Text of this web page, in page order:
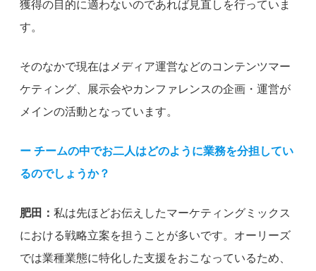
獲得の目的に適わないのであれば見直しを行っていま
す。
そのなかで現在はメディア運営などのコンテンツマー
ケティング、展示会やカンファレンスの企画・運営が
メインの活動となっています。
ー チームの中でお二人はどのように業務を分担してい
るのでしょうか？
肥田： 私は先ほどお伝えしたマーケティングミックス
における戦略立案を担うことが多いです。オーリーズ
では業種業態に特化した支援をおこなっているため、